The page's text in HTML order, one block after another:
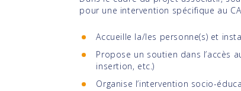
pour une intervention spécifique au
Accueille la/les personne(s) et
Propose un soutien dans l’accès
insertion, etc.)
Organise l’intervention socio-